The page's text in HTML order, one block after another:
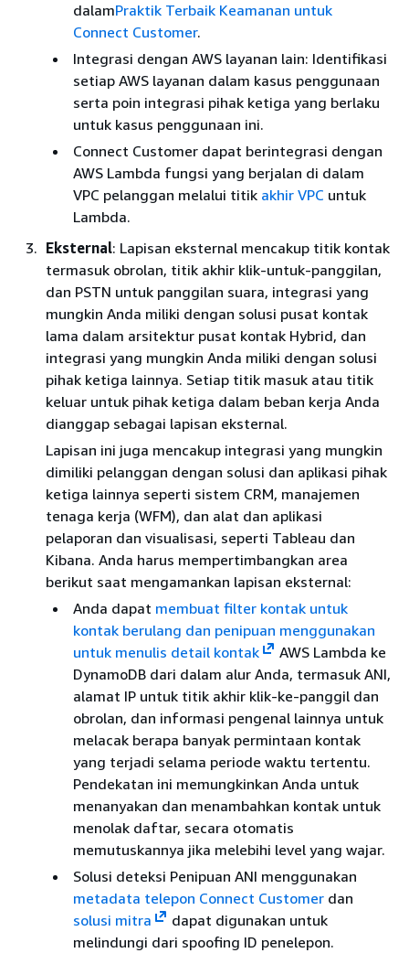
dalamPraktik Terbaik Keamanan untuk
Connect Customer.
Integrasi dengan AWS layanan lain: Identifikasi
setiap AWS layanan dalam kasus penggunaan
serta poin integrasi pihak ketiga yang berlaku
untuk kasus penggunaan ini.
Connect Customer dapat berintegrasi dengan
AWS Lambda fungsi yang berjalan di dalam
VPC pelanggan melalui titik akhir VPC untuk
Lambda.
Eksternal: Lapisan eksternal mencakup titik kontak
termasuk obrolan, titik akhir klik-untuk-panggilan,
dan PSTN untuk panggilan suara, integrasi yang
mungkin Anda miliki dengan solusi pusat kontak
lama dalam arsitektur pusat kontak Hybrid, dan
integrasi yang mungkin Anda miliki dengan solusi
pihak ketiga lainnya. Setiap titik masuk atau titik
keluar untuk pihak ketiga dalam beban kerja Anda
dianggap sebagai lapisan eksternal.
Lapisan ini juga mencakup integrasi yang mungkin
dimiliki pelanggan dengan solusi dan aplikasi pihak
ketiga lainnya seperti sistem CRM, manajemen
tenaga kerja (WFM), dan alat dan aplikasi
pelaporan dan visualisasi, seperti Tableau dan
Kibana. Anda harus mempertimbangkan area
berikut saat mengamankan lapisan eksternal:
Anda dapat membuat filter kontak untuk
kontak berulang dan penipuan menggunakan
untuk menulis detail kontak
AWS Lambda ke
DynamoDB dari dalam alur Anda, termasuk ANI,
alamat IP untuk titik akhir klik-ke-panggil dan
obrolan, dan informasi pengenal lainnya untuk
melacak berapa banyak permintaan kontak
yang terjadi selama periode waktu tertentu.
Pendekatan ini memungkinkan Anda untuk
menanyakan dan menambahkan kontak untuk
menolak daftar, secara otomatis
memutuskannya jika melebihi level yang wajar.
Solusi deteksi Penipuan ANI menggunakan
metadata telepon Connect Customer dan
solusi mitra
dapat digunakan untuk
melindungi dari spoofing ID penelepon.